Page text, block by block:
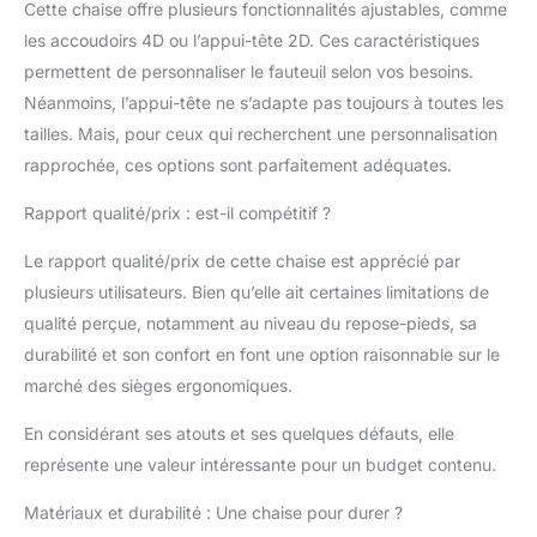
RÉGLABLE: 136° DE
CONFORT POUR SE
DÉTENDRE - Notre
fauteuil de bureau
inclinaison de dossier
réglable en
96°-116°-126°-136°.
Cette fonction permet
sa posture selon les
activités : 96° pour un
travail concentré, et
jusqu'à 136° pour
relaxation. Elle réduit la
pression sur les
épaules et le cou liée à
une position statique,
Cette chaise offre plusieurs fonctionnalités ajustables, comme
les accoudoirs 4D ou l’appui-tête 2D. Ces caractéristiques
permettent de personnaliser le fauteuil selon vos besoins.
Néanmoins, l’appui-tête ne s’adapte pas toujours à toutes les
tailles. Mais, pour ceux qui recherchent une personnalisation
rapprochée, ces options sont parfaitement adéquates.
Rapport qualité/prix : est-il compétitif ?
Le rapport qualité/prix de cette chaise est apprécié par
plusieurs utilisateurs. Bien qu’elle ait certaines limitations de
qualité perçue, notamment au niveau du repose-pieds, sa
durabilité et son confort en font une option raisonnable sur le
marché des sièges ergonomiques.
En considérant ses atouts et ses quelques défauts, elle
représente une valeur intéressante pour un budget contenu.
Matériaux et durabilité : Une chaise pour durer ?